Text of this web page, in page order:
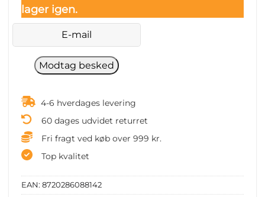
lager igen.
4-6 hverdages levering
60 dages udvidet returret
Fri fragt ved køb over 999 kr.
Top kvalitet
EAN: 8720286088142